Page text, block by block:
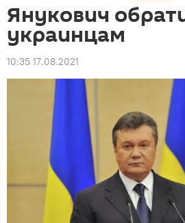
Янукович
украинцам
10:35 17.08.2021